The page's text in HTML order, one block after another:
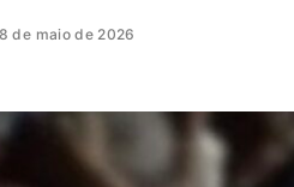
de maio de 2026